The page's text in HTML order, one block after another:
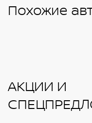
Похожие
АКЦИИ И